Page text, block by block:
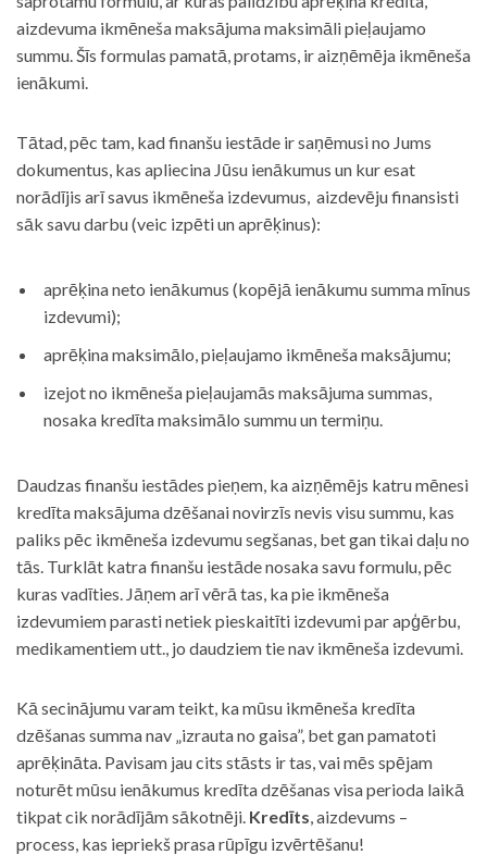
aizdevuma ikmēneša maksājuma maksimāli pieļaujamo
summu. Šīs formulas pamatā, protams, ir aizņēmēja ikmēneša
ienākumi.
Tātad, pēc tam, kad finanšu iestāde ir saņēmusi no Jums
dokumentus, kas apliecina Jūsu ienākumus un kur esat
norādījis arī savus ikmēneša izdevumus, aizdevēju finansisti
sāk savu darbu (veic izpēti un aprēķinus):
aprēķina neto ienākumus (kopējā ienākumu summa mīnus
izdevumi);
aprēķina maksimālo, pieļaujamo ikmēneša maksājumu;
izejot no ikmēneša pieļaujamās maksājuma summas,
nosaka kredīta maksimālo summu un termiņu.
Daudzas finanšu iestādes pieņem, ka aizņēmējs katru mēnesi
kredīta maksājuma dzēšanai novirzīs nevis visu summu, kas
paliks pēc ikmēneša izdevumu segšanas, bet gan tikai daļu no
tās. Turklāt katra finanšu iestāde nosaka savu formulu, pēc
kuras vadīties. Jāņem arī vērā tas, ka pie ikmēneša
izdevumiem parasti netiek pieskaitīti izdevumi par apģērbu,
medikamentiem utt., jo daudziem tie nav ikmēneša izdevumi.
Kā secinājumu varam teikt, ka mūsu ikmēneša kredīta
dzēšanas summa nav „izrauta no gaisa”, bet gan pamatoti
aprēķināta. Pavisam jau cits stāsts ir tas, vai mēs spējam
noturēt mūsu ienākumus kredīta dzēšanas visa perioda laikā
tikpat cik norādījām sākotnēji. Kredīts, aizdevums –
process, kas iepriekš prasa rūpīgu izvērtēšanu!